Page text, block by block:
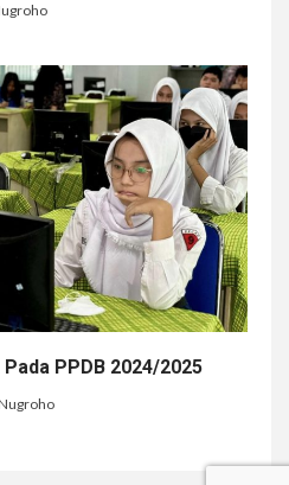
PPDB 2024/2025